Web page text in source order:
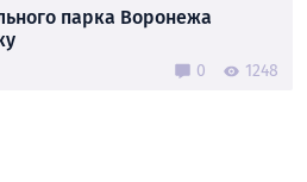
парка Воронежа
0 1248